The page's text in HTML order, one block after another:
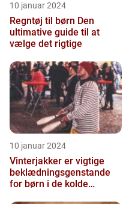
10 januar 2024
Regntøj til børn Den
ultimative guide til at
vælge det rigtige
10 januar 2024
Vinterjakker er vigtige
beklædningsgenstande
for børn i de kolde